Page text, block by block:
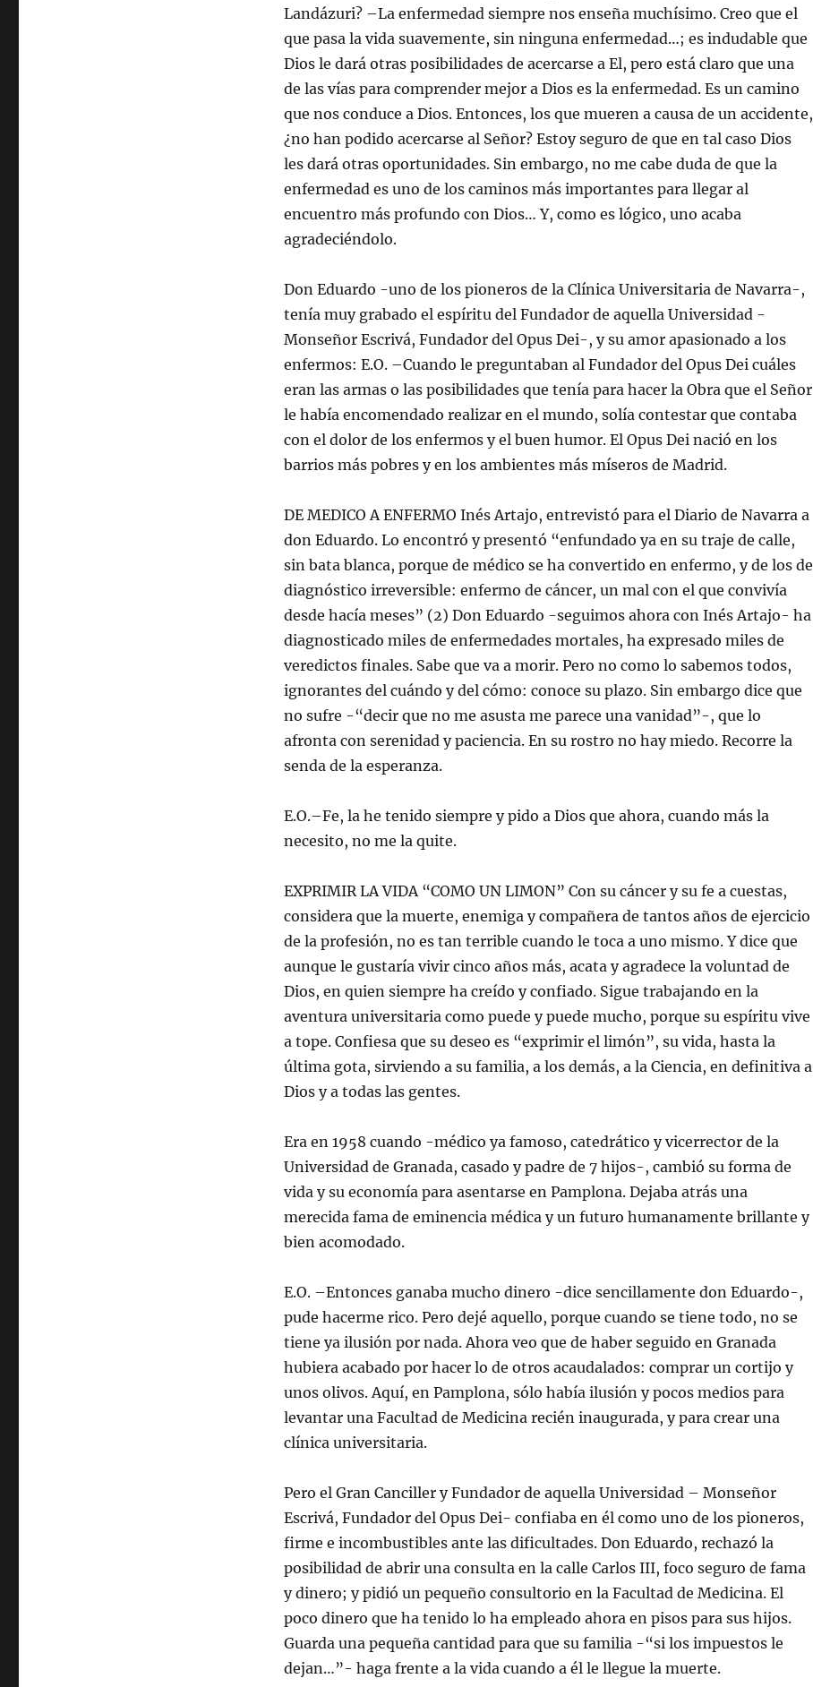
Landázuri? –La enfermedad siempre nos enseña muchísimo. Creo que el
que pasa la vida suavemente, sin ninguna enfermedad…; es indudable que
Dios le dará otras posibilidades de acercarse a El, pero está claro que una
de las vías para comprender mejor a Dios es la enfermedad. Es un camino
que nos conduce a Dios. Entonces, los que mueren a causa de un accidente,
¿no han podido acercarse al Señor? Estoy seguro de que en tal caso Dios
les dará otras oportunidades. Sin embargo, no me cabe duda de que la
enfermedad es uno de los caminos más importantes para llegar al
encuentro más profundo con Dios… Y, como es lógico, uno acaba
agradeciéndolo.
Don Eduardo -uno de los pioneros de la Clínica Universitaria de Navarra-,
tenía muy grabado el espíritu del Fundador de aquella Universidad -
Monseñor Escrivá, Fundador del Opus Dei-, y su amor apasionado a los
enfermos: E.O. –Cuando le preguntaban al Fundador del Opus Dei cuáles
eran las armas o las posibilidades que tenía para hacer la Obra que el Señor
le había encomendado realizar en el mundo, solía contestar que contaba
con el dolor de los enfermos y el buen humor. El Opus Dei nació en los
barrios más pobres y en los ambientes más míseros de Madrid.
DE MEDICO A ENFERMO Inés Artajo, entrevistó para el Diario de Navarra a
don Eduardo. Lo encontró y presentó “enfundado ya en su traje de calle,
sin bata blanca, porque de médico se ha convertido en enfermo, y de los de
diagnóstico irreversible: enfermo de cáncer, un mal con el que convivía
desde hacía meses” (2) Don Eduardo -seguimos ahora con Inés Artajo- ha
diagnosticado miles de enfermedades mortales, ha expresado miles de
veredictos finales. Sabe que va a morir. Pero no como lo sabemos todos,
ignorantes del cuándo y del cómo: conoce su plazo. Sin embargo dice que
no sufre -“decir que no me asusta me parece una vanidad”-, que lo
afronta con serenidad y paciencia. En su rostro no hay miedo. Recorre la
senda de la esperanza.
E.O.–Fe, la he tenido siempre y pido a Dios que ahora, cuando más la
necesito, no me la quite.
EXPRIMIR LA VIDA “COMO UN LIMON” Con su cáncer y su fe a cuestas,
considera que la muerte, enemiga y compañera de tantos años de ejercicio
de la profesión, no es tan terrible cuando le toca a uno mismo. Y dice que
aunque le gustaría vivir cinco años más, acata y agradece la voluntad de
Dios, en quien siempre ha creído y confiado. Sigue trabajando en la
aventura universitaria como puede y puede mucho, porque su espíritu vive
a tope. Confiesa que su deseo es “exprimir el limón”, su vida, hasta la
última gota, sirviendo a su familia, a los demás, a la Ciencia, en definitiva a
Dios y a todas las gentes.
Era en 1958 cuando -médico ya famoso, catedrático y vicerrector de la
Universidad de Granada, casado y padre de 7 hijos-, cambió su forma de
vida y su economía para asentarse en Pamplona. Dejaba atrás una
merecida fama de eminencia médica y un futuro humanamente brillante y
bien acomodado.
E.O. –Entonces ganaba mucho dinero -dice sencillamente don Eduardo-,
pude hacerme rico. Pero dejé aquello, porque cuando se tiene todo, no se
tiene ya ilusión por nada. Ahora veo que de haber seguido en Granada
hubiera acabado por hacer lo de otros acaudalados: comprar un cortijo y
unos olivos. Aquí, en Pamplona, sólo había ilusión y pocos medios para
levantar una Facultad de Medicina recién inaugurada, y para crear una
clínica universitaria.
Pero el Gran Canciller y Fundador de aquella Universidad – Monseñor
Escrivá, Fundador del Opus Dei- confiaba en él como uno de los pioneros,
firme e incombustibles ante las dificultades. Don Eduardo, rechazó la
posibilidad de abrir una consulta en la calle Carlos III, foco seguro de fama
y dinero; y pidió un pequeño consultorio en la Facultad de Medicina. El
poco dinero que ha tenido lo ha empleado ahora en pisos para sus hijos.
Guarda una pequeña cantidad para que su familia -“si los impuestos le
dejan…”- haga frente a la vida cuando a él le llegue la muerte.